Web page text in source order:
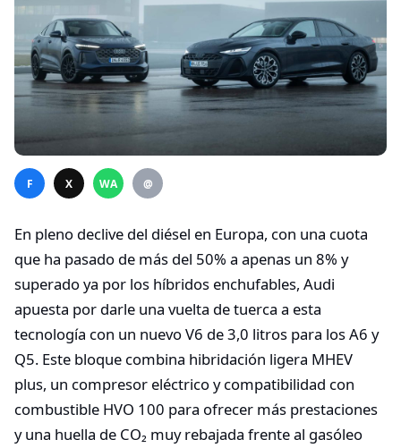
F X WA @
En pleno declive del diésel en Europa, con una cuota
que ha pasado de más del 50% a apenas un 8% y
superado ya por los híbridos enchufables, Audi
apuesta por darle una vuelta de tuerca a esta
tecnología con un nuevo V6 de 3,0 litros para los A6 y
Q5. Este bloque combina hibridación ligera MHEV
plus, un compresor eléctrico y compatibilidad con
combustible HVO 100 para ofrecer más prestaciones
y una huella de CO₂ muy rebajada frente al gasóleo